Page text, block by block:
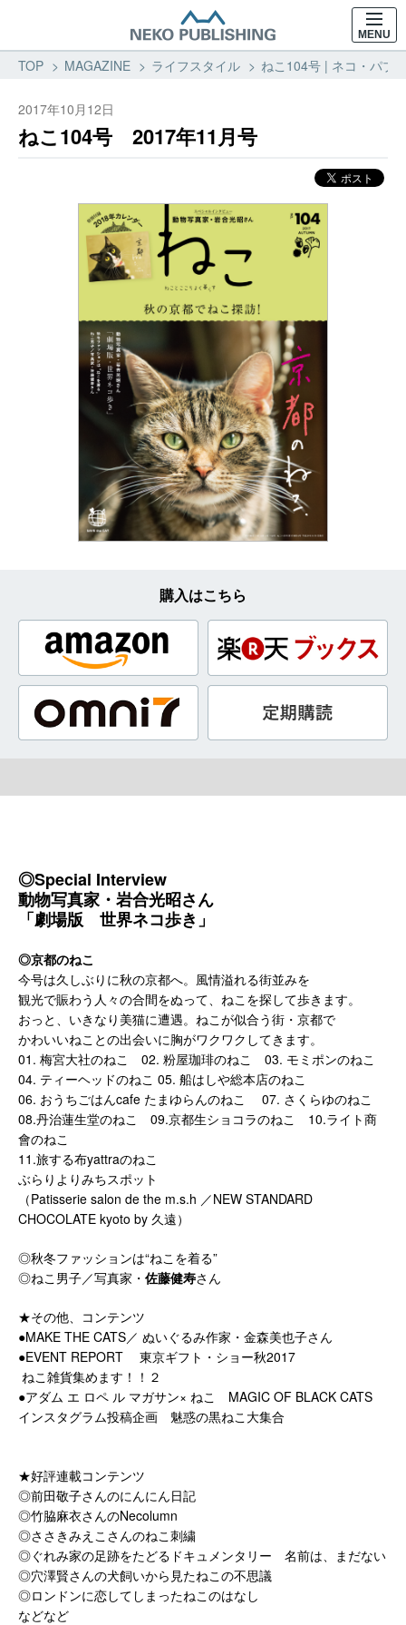
MENU
TOP MAGAZINE ライフスタイル ねこ104号 | ネコ・パブ
2017年10月12日
ねこ104号 2017年11月号
購入はこちら
◎Special Interview
動物写真家・岩合光昭さん
「劇場版 世界ネコ歩き」
◎京都のねこ
今号は久しぶりに秋の京都へ。風情溢れる街並みを
観光で賑わう人々の合間をぬって、ねこを探して歩きます。
おっと、いきなり美猫に遭遇。ねこが似合う街・京都で
かわいいねことの出会いに胸がワクワクしてきます。
01. 梅宮大社のねこ 02. 粉屋珈琲のねこ 03. モミポンのねこ
04. ティーヘッドのねこ 05. 船はしや総本店のねこ
06. おうちごはんcafe たまゆらんのねこ 07. さくらゆのねこ
08.丹治蓮生堂のねこ 09.京都生ショコラのねこ 10.ライト商
會のねこ
11.旅する布yattraのねこ
ぶらりよりみちスポット
（Patisserie salon de the m.s.h ／NEW STANDARD
CHOCOLATE kyoto by 久遠）
◎秋冬ファッションは“ねこを着る”
◎ねこ男子／写真家・ 佐藤健寿さん
★その他、コンテンツ
●MAKE THE CATS／ ぬいぐるみ作家・金森美也子さん
●EVENT REPORT 東京ギフト・ショー秋2017
ねこ雑貨集めます！！２
●アダム エ ロペ ル マガサン× ねこ MAGIC OF BLACK CATS
インスタグラム投稿企画 魅惑の黒ねこ大集合
★好評連載コンテンツ
◎前田敬子さんのにんにん日記
◎竹脇麻衣さんのNecolumn
◎ささきみえこさんのねこ刺繍
◎ぐれみ家の足跡をたどるドキュメンタリー 名前は、まだない
◎穴澤賢さんの犬飼いから見たねこの不思議
◎ロンドンに恋してしまったねこのはなし
などなど